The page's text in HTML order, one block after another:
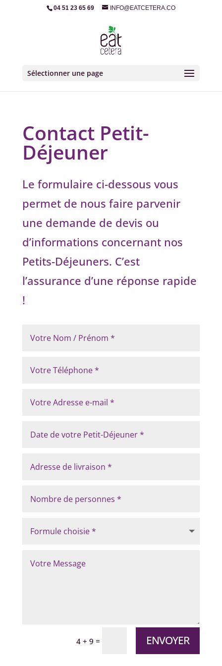
04 51 23 65 69 INFO@EATCETERA.CO
Sélectionner une page
Contact Petit-
Déjeuner
Le formulaire ci-dessous vous
permet de nous faire parvenir
une demande de devis ou
d’informations concernant nos
Petits-Déjeuners. C’est
l’assurance d’une réponse rapide
!
4 + 9 = ENVOYER